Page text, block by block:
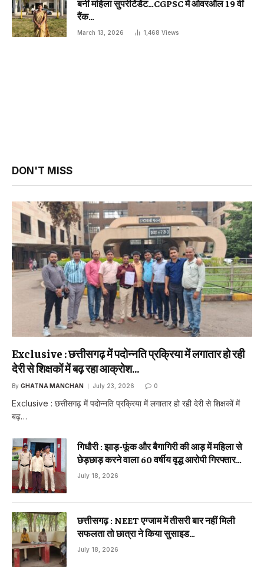
बनीं महिला सुपरीटेंडेंट…CGPSC में ओवरऑल 19 वीं
रैंक…
March 13, 2026 1,468 Views
DON'T MISS
Exclusive : छत्तीसगढ़ में पदोन्नति प्रक्रिया में लगातार हो रही
देरी से शिक्षकों में बढ़ रहा आक्रोश…
By GHATNA MANCHAN July 23, 2026 0
Exclusive : छत्तीसगढ़ में पदोन्नति प्रक्रिया में लगातार हो रही देरी से शिक्षकों में
बढ़…
गिधौरी : झाड़-फूंक और बैगागिरी की आड़ में महिला से
छेड़छाड़ करने वाला 60 वर्षीय वृद्ध आरोपी गिरफ्तार…
July 18, 2026
छत्तीसगढ़ : NEET एग्जाम में तीसरी बार नहीं मिली
सफलता तो छात्रा ने किया सुसाइड…
July 18, 2026